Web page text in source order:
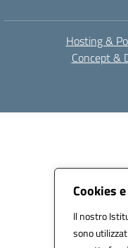
Cookies
Il nostro
sono
Hosting &
Concept &